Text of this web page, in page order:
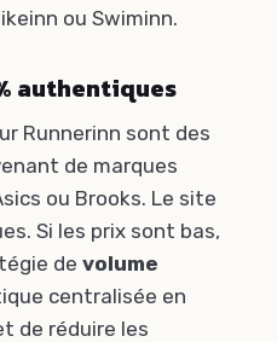
ou Swiminn.
authentiques
Runnerinn sont des
de marques
ou Brooks. Le site
Si les prix sont bas,
de volume
centralisée en
de réduire les